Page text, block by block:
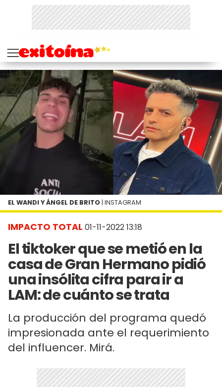
IMPACTO TOTAL 01-11-2022 13:18
El tiktoker que se metió en la
casa de Gran Hermano pidió
una insólita cifra para ir a
LAM: de cuánto se trata
La producción del programa quedó
impresionada ante el requerimiento
del influencer. Mirá.
EL WANDI Y ÁNGEL DE BRITO | INSTAGRAM